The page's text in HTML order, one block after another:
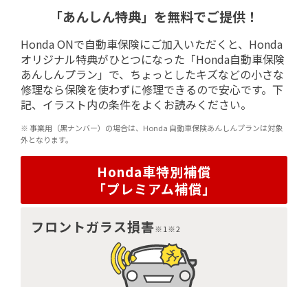
「あんしん特典」を無料でご提供！
Honda ONで自動車保険にご加入いただくと、Honda
オリジナル特典がひとつになった「Honda自動車保険
あんしんプラン」で、ちょっとしたキズなどの小さな
修理なら保険を使わずに修理できるので安心です。下
記、イラスト内の条件をよくお読みください。
※ 事業用（黒ナンバー）の場合は、Honda 自動車保険あんしんプランは対象
外となります。
Honda車特別補償
「プレミアム補償」
フロントガラス損害※1※2